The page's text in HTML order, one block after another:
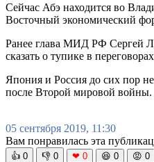
Сейчас Абэ находится во
Восточный экономический
Ранее глава МИД РФ Сергей
сказать о тупике в
Япония и Россия до сих пор
после Второй мировой войны.
05 сентября 2019, 11:30
Вам понравилась эта
👍 0 👎 0 ❤ 0 😆 0 😡 0